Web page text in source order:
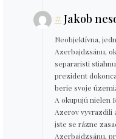
#Jakob
Neobjektívna,
Azerbajdzsánu,
separaristi
prezident
berie svoje
A okupujú nielen
Azerov vyvrazdili
jste se rázne
Azerbajdzsánu,